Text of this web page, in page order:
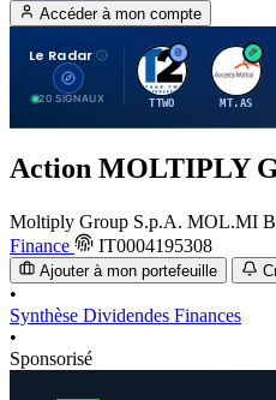
Accéder à mon compte
Le Radar
20 SIGNAUX
T
TTWO
A
MT.AS
Action MOLTIPLY
Moltiply Group S.p.A. MOL.MI
Finance
IT0004195308
Ajouter à mon portefeuille
•
Synthèse Dividendes Finances
•
Sponsorisé